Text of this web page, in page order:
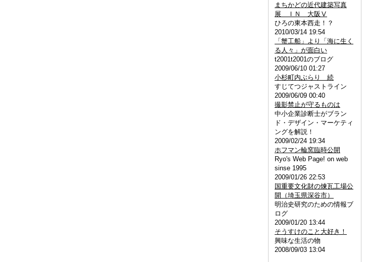
まちかどの近代建築写真
展 ＩＮ 大阪Ⅴ
ひろの東本西走！？
2010/03/14 19:54
「蟹工船」より「海に生く
る人々」が面白い
t2001t2001のブログ
2009/06/10 01:27
小杉町内ぶらり 続
すじてつジャストライン
2009/06/09 00:40
撮影禁止が守るものは
中小企業診断士がブラン
ド・デザイン・マーケティ
ングを解説！
2009/02/24 19:34
ホフマン輪窯臨時公開
Ryo's Web Page! on web
sinse 1995
2009/01/26 22:53
国重要文化財の煉瓦工場公
開（埼玉県深谷市）
明治史研究のための情報ブ
ログ
2009/01/20 13:44
そうすけのこと大好き！
興味な生活の物
2008/09/03 13:04